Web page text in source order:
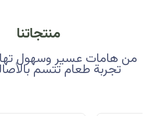
منتجاتنا
من هامات عسير وسهول
تجربة طعام تتسم